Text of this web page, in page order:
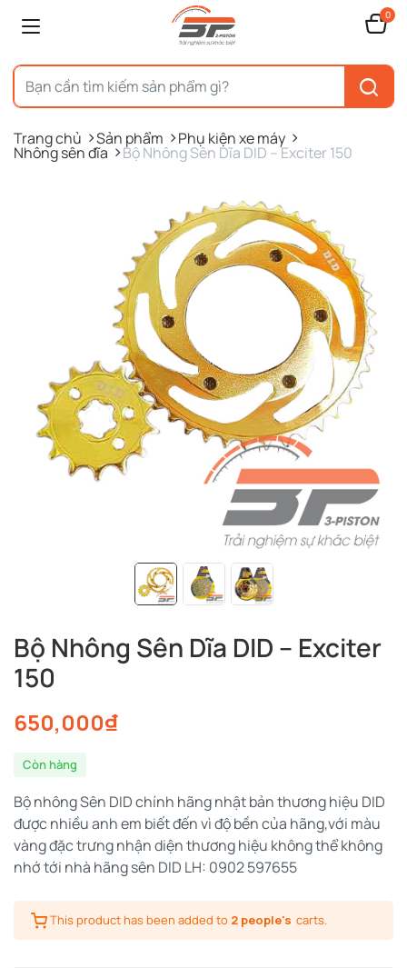
0
Trang chủ Sản phẩm Phụ kiện xe máy
Nhông sên đĩa Bộ Nhông Sên Dĩa DID – Exciter 150
Bộ Nhông Sên Dĩa DID – Exciter
150
650,000₫
Còn hàng
Bộ nhông Sên DID chính hãng nhật bản thương hiệu DID
được nhiều anh em biết đến vì độ bền của hãng,với màu
vàng đặc trưng nhận diện thương hiệu không thể không
nhớ tới nhà hãng sên DID LH: 0902 597655
This product has been added to 2 people's carts.